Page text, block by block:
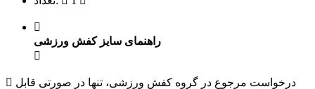
راهنمای سایز کفش ورزشی
درخواست مرجوع در گروه کفش ورزشی، تنها در صورتی قابل